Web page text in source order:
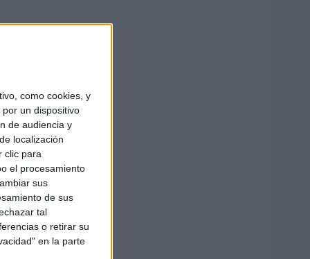
como cookies, y
un dispositivo
de audiencia y
localización
clic para
el procesamiento
sus
de sus
tal
o retirar su
en la parte